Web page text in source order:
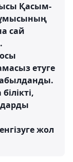
Қасым-
сай
етуге
жол